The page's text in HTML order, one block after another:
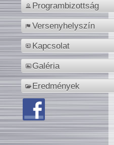
Programbizottság
Versenyhelyszín
Kapcsolat
Galéria
Eredmények